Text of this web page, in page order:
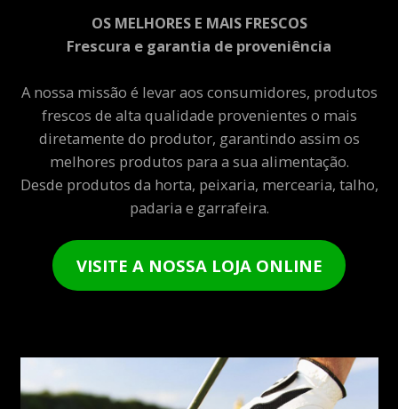
OS MELHORES E MAIS FRESCOS
Frescura e garantia de proveniência
A nossa missão é levar aos consumidores, produtos
frescos de alta qualidade provenientes o mais
diretamente do produtor, garantindo assim os
melhores produtos para a sua alimentação.
Desde produtos da horta, peixaria, mercearia, talho,
padaria e garrafeira.
VISITE A NOSSA LOJA ONLINE